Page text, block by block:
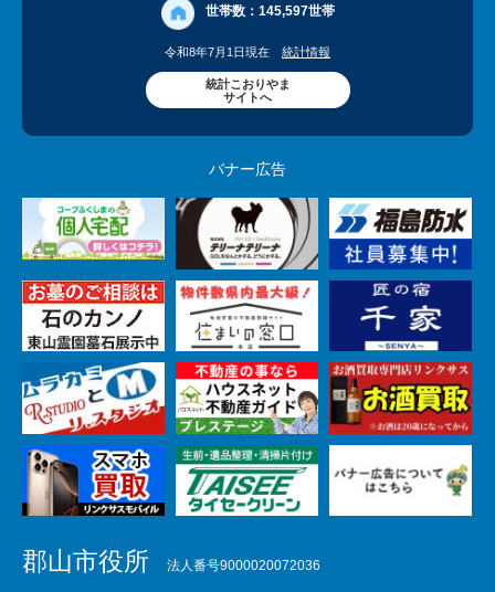
世帯数： 145,597世帯
令和8年7月1日現在 統計情報
統計こおりやま
サイトへ
バナー広告
郡山市役所 法人番号9000020072036